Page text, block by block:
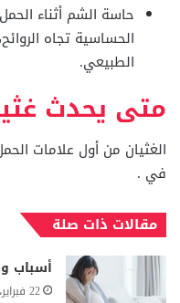
حاسة الشم أثناء
الحساسية تجاه
الطبيعي.
متى يحدث
الغثيان من أول علامات
في .
مقالات ذات صلة
أسباب
22 فبراير، 2021